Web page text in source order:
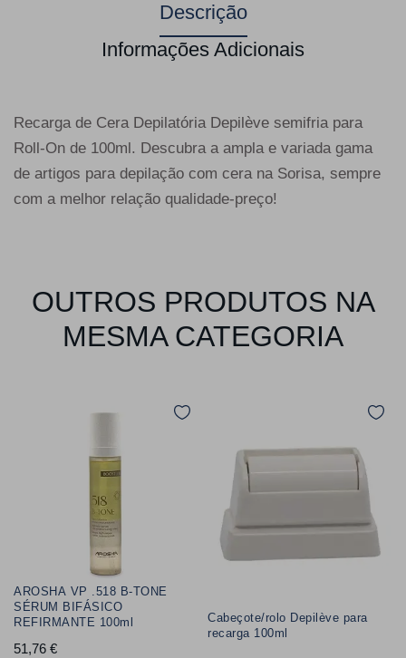
Descrição
Informações Adicionais
Recarga de Cera Depilatória Depilève semifria para
Roll-On de 100ml. Descubra a ampla e variada gama
de artigos para depilação com cera na Sorisa, sempre
com a melhor relação qualidade-preço!
OUTROS PRODUTOS NA
MESMA CATEGORIA
AROSHA VP .518 B-TONE
SÉRUM BIFÁSICO
REFIRMANTE 100ml
51,76 €Preço
Cabeçote/rolo Depilève para
recarga 100ml